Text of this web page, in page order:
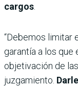
cargos
“Debemos limitar
garantía a los que
objetivación de
juzgamiento.